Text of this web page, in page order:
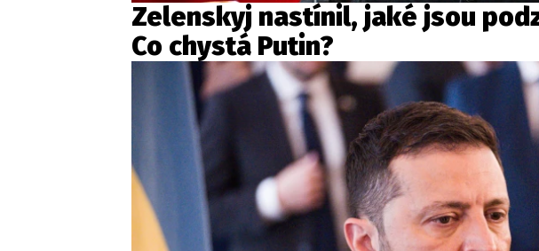
Zelenskyj nastínil, jaké jsou
Co chystá Putin?